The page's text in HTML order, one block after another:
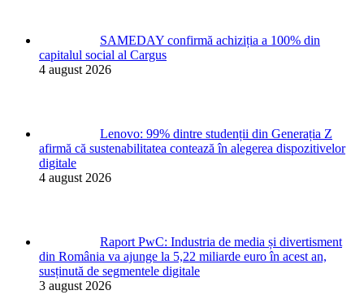
SAMEDAY confirmă achiziția a 100% din
capitalul social al Cargus
4 august 2026
Lenovo: 99% dintre studenții din Generația Z
afirmă că sustenabilitatea contează în alegerea dispozitivelor
digitale
4 august 2026
Raport PwC: Industria de media și divertisment
din România va ajunge la 5,22 miliarde euro în acest an,
susținută de segmentele digitale
3 august 2026